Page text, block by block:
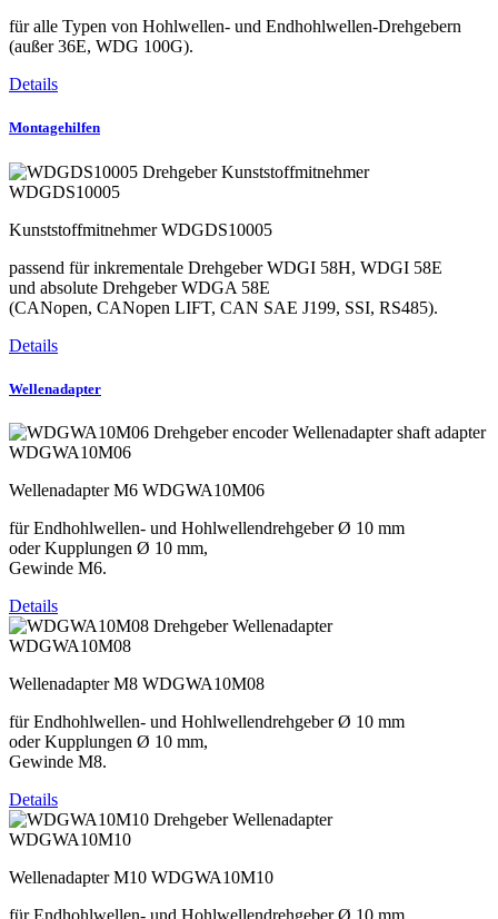
für alle Typen von Hohlwellen- und Endhohlwellen-Drehgebern
(außer 36E, WDG 100G).
Details
Montagehilfen
WDGDS10005
Kunststoffmitnehmer WDGDS10005
passend für inkrementale Drehgeber WDGI 58H, WDGI 58E
und absolute Drehgeber WDGA 58E
(CANopen, CANopen LIFT, CAN SAE J199, SSI, RS485).
Details
Wellenadapter
WDGWA10M06
Wellenadapter M6 WDGWA10M06
für Endhohlwellen- und Hohlwellendrehgeber Ø 10 mm
oder Kupplungen Ø 10 mm,
Gewinde M6.
Details
WDGWA10M08
Wellenadapter M8 WDGWA10M08
für Endhohlwellen- und Hohlwellendrehgeber Ø 10 mm
oder Kupplungen Ø 10 mm,
Gewinde M8.
Details
WDGWA10M10
Wellenadapter M10 WDGWA10M10
für Endhohlwellen- und Hohlwellendrehgeber Ø 10 mm